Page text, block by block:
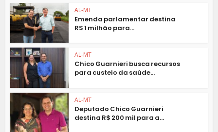
AL-MT
Emenda parlamentar destina
R$ 1 milhão para...
AL-MT
Chico Guarnieri busca recursos
para custeio da saúde...
AL-MT
Deputado Chico Guarnieri
destina R$ 200 mil para a...